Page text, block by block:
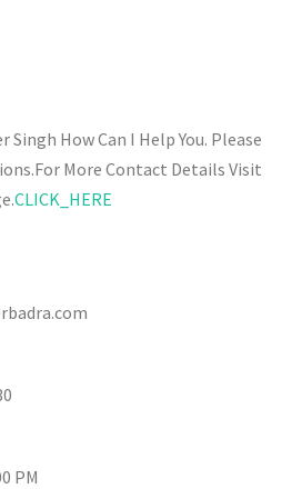
Singh How Can I Help You. Please
More Contact Details Visit
CLICK_HERE
PM